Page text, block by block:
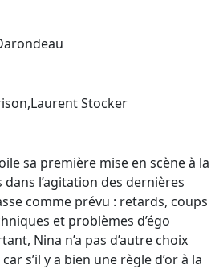
Stocker
sa première mise en scène à la
dans l’agitation des dernières
comme prévu : retards, coups
et problèmes d’égo
Nina n’a pas d’autre choix
s’il y a bien une règle d’or à la